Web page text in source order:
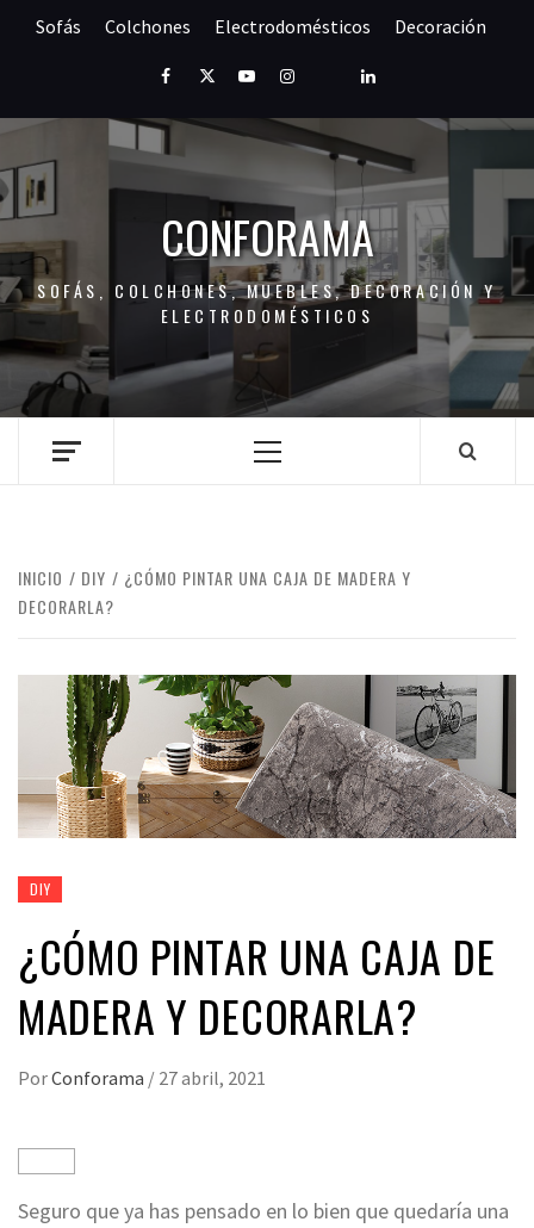
Sofás Colchones Electrodomésticos Decoración
FacebookTwitterYoutubeInstagramPinterestLinkedIn
CONFORAMA
SOFÁS, COLCHONES, MUEBLES, DECORACIÓN Y
ELECTRODOMÉSTICOS
Menú
INICIO DIY
¿CÓMO PINTAR UNA CAJA DE MADERA Y
DECORARLA?
DIY
¿CÓMO PINTAR UNA CAJA DE
MADERA Y DECORARLA?
PorConforama / 27 abril, 2021
Seguro que ya has pensado en lo bien que quedaría una